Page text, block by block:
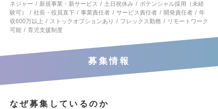
ネジャー
新規事業・新サービス 土日祝休み
ポテンシャル採用（未経
験可）
社長・役員直下 事業責任者 サービス責任者 開発責任者
年
収600万以上
ストックオプションあり フレックス勤務
リモートワーク
可能
育児支援制度
募集情報
なぜ募集しているのか